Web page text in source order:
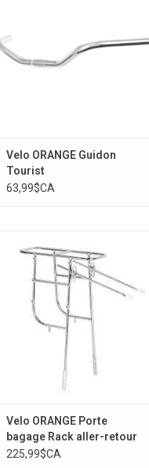
Velo ORANGE Guidon
Tourist
63,99$CA
aller-retour
AJOUTER AU PANIER
Velo ORANGE Porte
bagage Rack aller-retour
225,99$CA